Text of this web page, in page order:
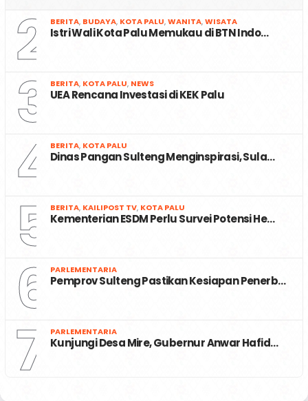
2 BERITA, BUDAYA, KOTA PALU,WANITA,WISATA
Istri Wali Kota Palu Memukau di BTN Indo…
3 BERITA, KOTA PALU, NEWS
UEA Rencana Investasi di KEK Palu
4 BERITA, KOTA PALU
Dinas Pangan Sulteng Menginspirasi, Sula…
5 BERITA, KAILIPOST TV, KOTA PALU
Kementerian ESDM Perlu Survei Potensi He…
6 PARLEMENTARIA
Pemprov Sulteng Pastikan Kesiapan Penerb…
7 PARLEMENTARIA
Kunjungi Desa Mire, Gubernur Anwar Hafid…